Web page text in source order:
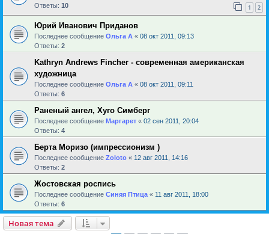
Ответы: 10 1 2
Юрий Иванович Приданов
Последнее сообщение Ольга А « 08 окт 2011, 09:13
Ответы: 2
Kathryn Andrews Fincher - современная американская
художница
Последнее сообщение Ольга А « 08 окт 2011, 09:11
Ответы: 6
Раненый ангел, Хуго Симберг
Последнее сообщение Маргарет « 02 сен 2011, 20:04
Ответы: 4
Берта Моризо (импрессионизм )
Последнее сообщение Zoloto « 12 авг 2011, 14:16
Ответы: 2
Жостовская роспись
Последнее сообщение Синяя Птица « 11 авг 2011, 18:00
Ответы: 6
Новая тема